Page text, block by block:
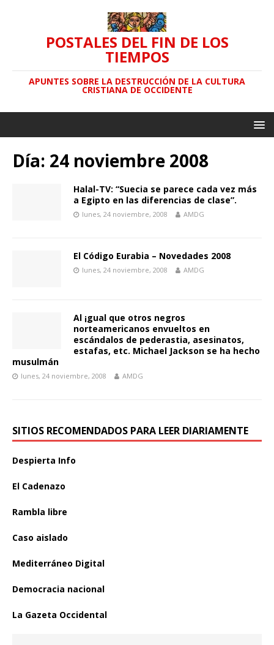
POSTALES DEL FIN DE LOS
TIEMPOS
APUNTES SOBRE LA DESTRUCCIÓN DE LA CULTURA
CRISTIANA DE OCCIDENTE
Día: 24 noviembre 2008
Halal-TV: “Suecia se parece cada vez más
a Egipto en las diferencias de clase”.
lunes, 24 noviembre, 2008 AMDG
El Código Eurabia – Novedades 2008
lunes, 24 noviembre, 2008 AMDG
Al ¡gual que otros negros
norteamericanos envueltos en
escándalos de pederastia, asesinatos,
estafas, etc. Michael Jackson se ha hecho
musulmán
lunes, 24 noviembre, 2008 AMDG
SITIOS RECOMENDADOS PARA LEER DIARIAMENTE
Despierta Info
El Cadenazo
Rambla libre
Caso aislado
Mediterráneo Digital
Democracia nacional
La Gazeta Occidental